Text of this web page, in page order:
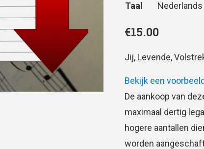
Taal
Nederlands
€15.00
Jij, Levende,
Bekijk een
De aankoop van
maximaal dertig
hogere aantallen
worden